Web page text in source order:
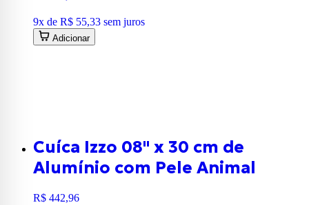
9x de R$ 55,33 sem juros
Adicionar
Cuíca Izzo 08" x 30 cm de
Alumínio com Pele Animal
R$ 442,96